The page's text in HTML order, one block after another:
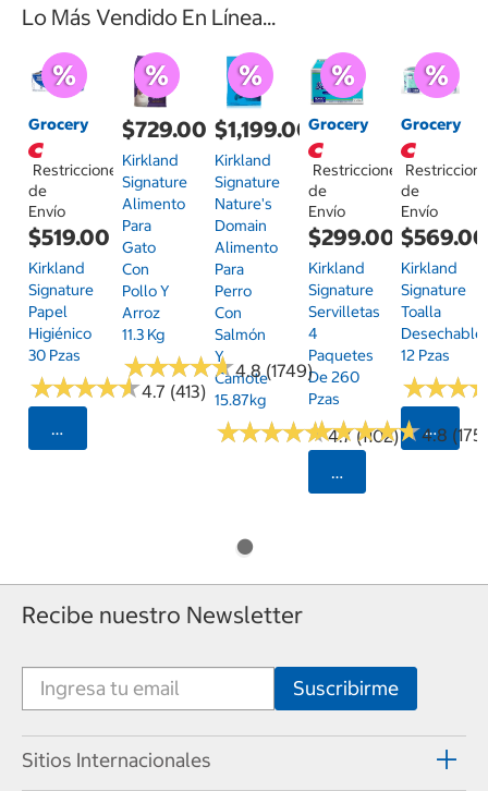
Lo Más Vendido En Línea...
Grocery
Restricciones
de
Envío
$519.00
Kirkland
Signature
Papel
Higiénico
30 Pzas
★★★★★
★★★★★4.7 (413)
Seleccionar Código Postal
$729.00
Kirkland
Signature
Alimento
Para
Gato
Con
Pollo Y
Arroz
11.3 Kg
★★★★★
★★★★★4.8 (1749)
$1,199.00
Kirkland
Signature
Nature's
Domain
Alimento
Para
Perro
Con
Salmón
Y
Camote
15.87kg
★★★★★
★★★★★4.7 (1102)
Grocery
Restricciones
de
Envío
$299.00
Kirkland
Signature
Servilletas
4
Paquetes
De 260
Pzas
★★★★★
★★★★★4.8 (175)
Seleccionar
Grocery
de
Envío
$569.00
Kirkland
Signature
Toalla
Desechable
12 Pzas
★★★
★★★
Recibe nuestro Newsletter
Sitios Internacionales